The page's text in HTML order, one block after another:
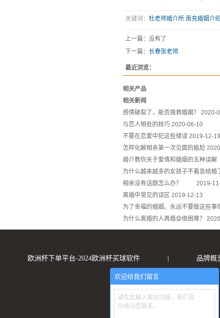
关键词： 杜老师婚介所,南充婚姻介
上一篇：没有了
下一篇： 长春张老师
最近浏览：
相关产品
相关新闻
感情破裂了，能否挽救婚姻？
2020-
与恋人相处的技巧 2020-06-10
不要在恋爱中犯这些错误 2019-12-19
怎样化解相亲第一次见面的尴尬
婚介教你关于爱情和婚姻的五种
为什么越来越多的女孩子不着急结婚
相亲没有话题怎么办？
2019-
离婚中常见的误区 2019-12-13
为了幸福的婚姻，永远不要做这些事
为什么离婚的人再婚会很困难？
欧洲杯下单平台-2024欧洲杯买球软件 品牌概
欢迎给我们留言
请在此输入留言内容，我们会
尽快与您联系。